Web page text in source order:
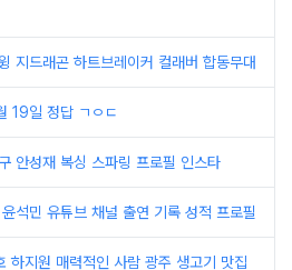
지드래곤 하트브레이커 컬래버 합동무대
19일 정답 ㄱㅇㄷ
안성재 복싱 스파링 프로필 인스타
석민 유튜브 채널 출연 기록 성적 프로필
하지원 매력적인 사람 광주 생고기 맛집